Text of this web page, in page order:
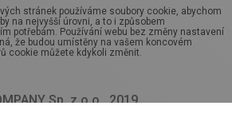
stránek používáme soubory cookie, abychom
na nejvyšší úrovni, a to i způsobem
potřebám. Používání webu bez změny nastavení
že budou umístěny na vašem koncovém
cookie můžete kdykoli změnit.
Sp. z o.o., 2019.